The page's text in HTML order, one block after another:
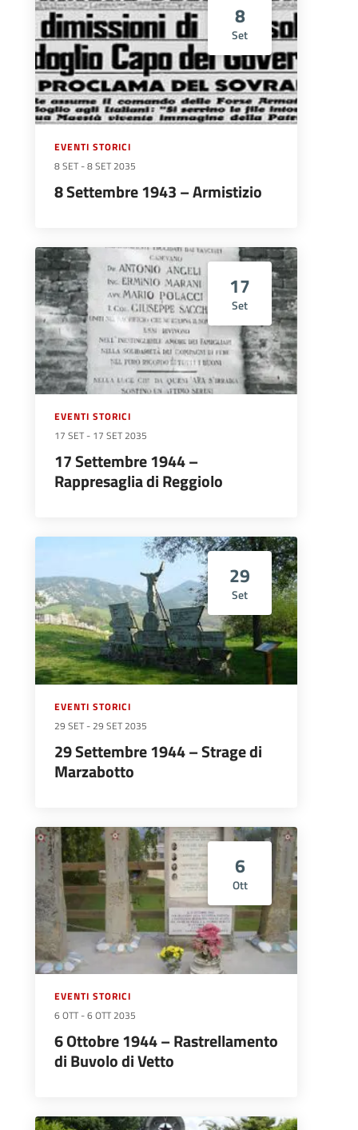
8
Set
EVENTI STORICI
8 SET -8 SET 2035
8 Settembre 1943 – Armistizio
17
Set
EVENTI STORICI
17 SET - 17 SET 2035
17 Settembre 1944 –
Rappresaglia di Reggiolo
29
Set
EVENTI STORICI
29 SET -29 SET 2035
29 Settembre 1944 – Strage di
Marzabotto
6
Ott
EVENTI STORICI
6 OTT -6 OTT 2035
6 Ottobre 1944 – Rastrellamento
di Buvolo di Vetto